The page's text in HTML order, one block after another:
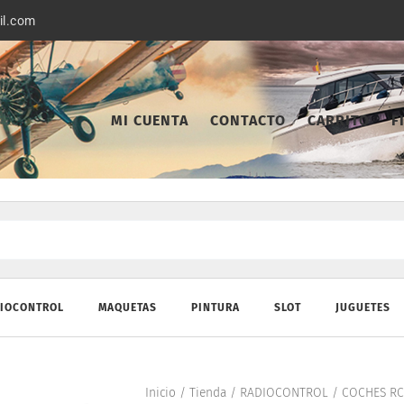
MI CUENTA CONTACTO CARRITO
MAQUETAS PINTURA SLOT JUGUETES
Inicio / Tienda/ RADIOCONTROL/ COCHES RC